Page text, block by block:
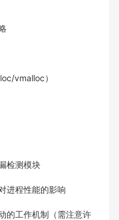
vmalloc）​
检测模块​
进程性能的影响​
的工作机制（需注意许